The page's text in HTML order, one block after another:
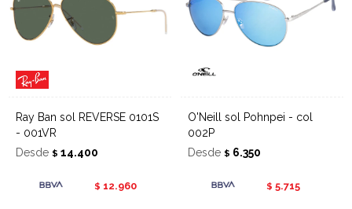
Ray Ban sol REVERSE 0101S
- 001VR
Desde $ 14.400
$ 12.960
O'Neill sol Pohnpei - col
002P
Desde $ 6.350
$ 5.715